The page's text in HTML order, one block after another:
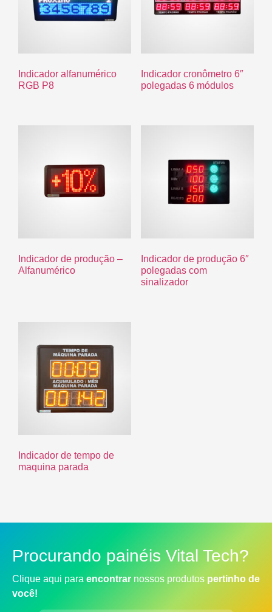
Indicador alfanumérico
RGB P8
Indicador cronômetro 6″
polegadas 6 módulos
Indicador de produção –
Alfanumérico
Indicador de produção 6″
polegadas com
sinalizador
Indicador de tempo de
maquina parada
Procurando painéis Vital Tech?
Clique aqui para encontrar nossos produtos pertinho de
você!